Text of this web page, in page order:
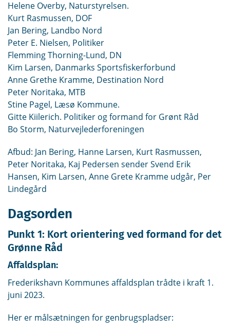
Helene Overby, Naturstyrelsen.
Kurt Rasmussen, DOF
Jan Bering, Landbo Nord
Peter E. Nielsen, Politiker
Flemming Thorning-Lund, DN
Kim Larsen, Danmarks Sportsfiskerforbund
Anne Grethe Kramme, Destination Nord
Peter Noritaka, MTB
Stine Pagel, Læsø Kommune.
Gitte Kiilerich. Politiker og formand for Grønt Råd
Bo Storm, Naturvejlederforeningen
Afbud: Jan Bering, Hanne Larsen, Kurt Rasmussen,
Peter Noritaka, Kaj Pedersen sender Svend Erik
Hansen, Kim Larsen, Anne Grete Kramme udgår, Per
Lindegård
Dagsorden
Punkt 1: Kort orientering ved formand for det
Grønne Råd
Affaldsplan:
Frederikshavn Kommunes affaldsplan trådte i kraft 1.
juni 2023.
Her er målsætningen for genbrugspladser: